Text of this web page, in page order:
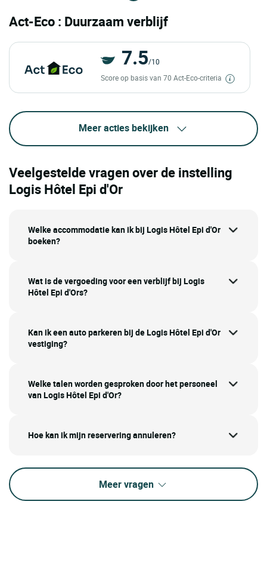
Act-Eco : Duurzaam verblijf
7.5/10
Score op basis van 70 Act-Eco-criteria
Meer acties bekijken
Veelgestelde vragen over de instelling
Logis Hôtel Epi d'Or
Welke accommodatie kan ik bij Logis Hôtel Epi d'Or
boeken?
Wat is de vergoeding voor een verblijf bij Logis
Hôtel Epi d'Ors?
Kan ik een auto parkeren bij de Logis Hôtel Epi d'Or
vestiging?
Welke talen worden gesproken door het personeel
van Logis Hôtel Epi d'Or?
Hoe kan ik mijn reservering annuleren?
Meer vragen